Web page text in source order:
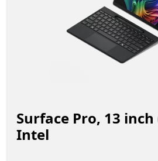
Surface Pro, 13
Intel